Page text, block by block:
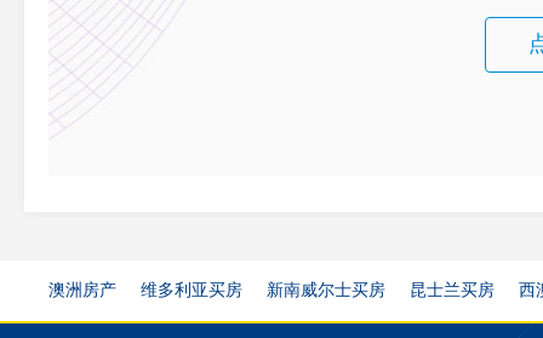
澳洲房产 维多利亚买房 新南威尔士买房 昆士兰买房 西